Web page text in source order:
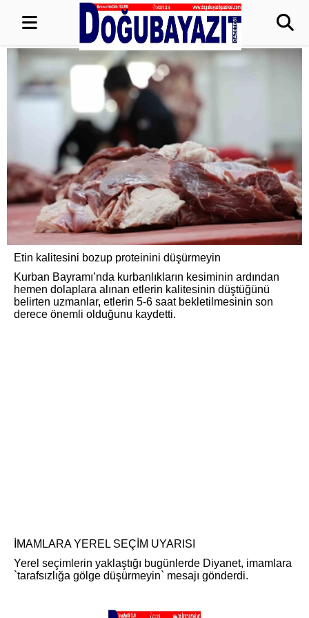
Etin kalitesini bozup proteinini düşürmeyin
Kurban Bayramı’nda kurbanlıkların kesiminin ardından
hemen dolaplara alınan etlerin kalitesinin düştüğünü
belirten uzmanlar, etlerin 5-6 saat bekletilmesinin son
derece önemli olduğunu kaydetti.
İMAMLARA YEREL SEÇİM UYARISI
Yerel seçimlerin yaklaştığı bugünlerde Diyanet, imamlara
`tarafsızlığa gölge düşürmeyin` mesajı gönderdi.